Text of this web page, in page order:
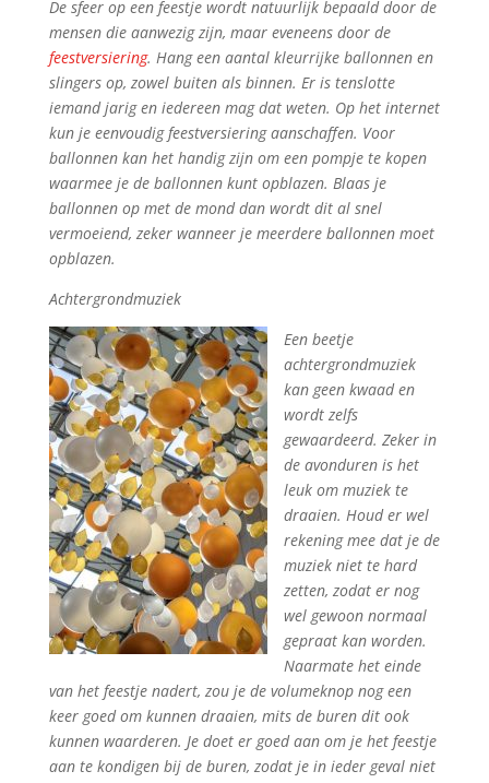
De sfeer op een feestje wordt natuurlijk bepaald door de
mensen die aanwezig zijn, maar eveneens door de
feestversiering. Hang een aantal kleurrijke ballonnen en
slingers op, zowel buiten als binnen. Er is tenslotte
iemand jarig en iedereen mag dat weten. Op het internet
kun je eenvoudig feestversiering aanschaffen. Voor
ballonnen kan het handig zijn om een pompje te kopen
waarmee je de ballonnen kunt opblazen. Blaas je
ballonnen op met de mond dan wordt dit al snel
vermoeiend, zeker wanneer je meerdere ballonnen moet
opblazen.
Achtergrondmuziek
Een beetje
achtergrondmuziek
kan geen kwaad en
wordt zelfs
gewaardeerd. Zeker in
de avonduren is het
leuk om muziek te
draaien. Houd er wel
rekening mee dat je de
muziek niet te hard
zetten, zodat er nog
wel gewoon normaal
gepraat kan worden.
Naarmate het einde
van het feestje nadert, zou je de volumeknop nog een
keer goed om kunnen draaien, mits de buren dit ook
kunnen waarderen. Je doet er goed aan om je het feestje
aan te kondigen bij de buren, zodat je in ieder geval niet